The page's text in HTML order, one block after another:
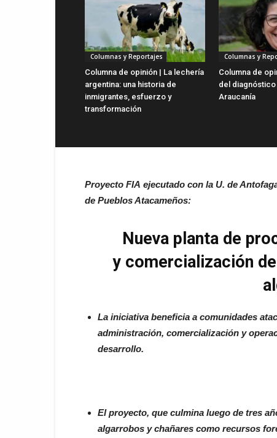
Columnas y Reportajes
Columna de opinión | La lechería
argentina: una historia de
inmigrantes, esfuerzo y
transformación
Columnas y
Columna de
del diagnóstico
Araucanía
Proyecto FIA ejecutado con la U. de
de Pueblos Atacameños:
Nueva planta de
y comercialización
La iniciativa beneficia a comunidades
administración, comercialización y
desarrollo.
El proyecto, que culmina luego de tres
algarrobos y chañares como recursos